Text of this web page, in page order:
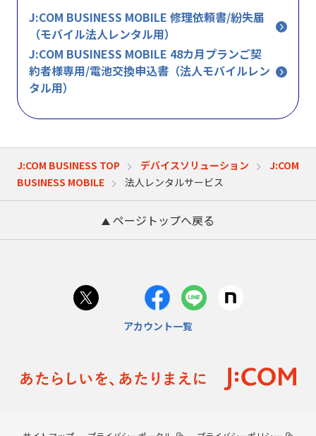
J:COM BUSINESS MOBILE 修理依頼書/紛失届
（モバイル法人レンタル用）
J:COM BUSINESS MOBILE 48カ月プランご契
約者様専用/電池交換申込書（法人モバイルレン
タル用）
J:COM BUSINESS TOP デバイスソリューション
J:COM
BUSINESS MOBILE
法人レンタルサービス
ページトップへ戻る
アカウント一覧